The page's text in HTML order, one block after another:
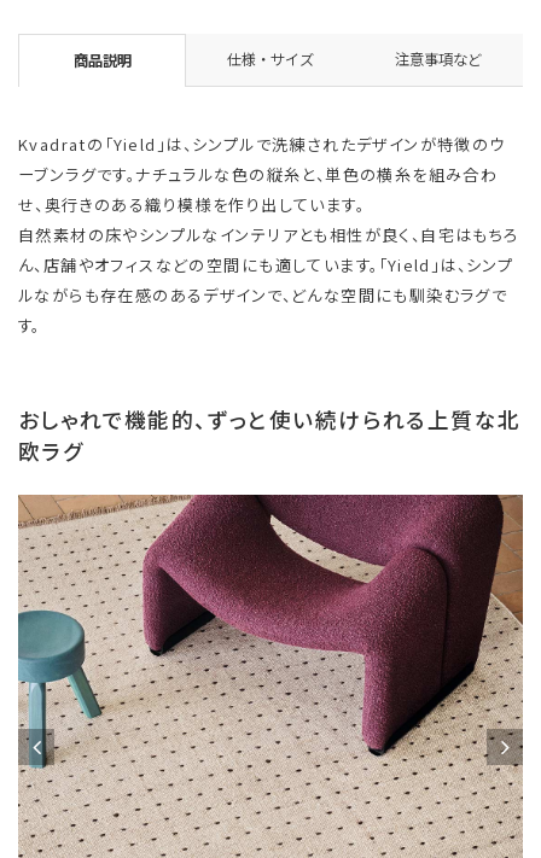
商品説明 仕様・サイズ 注意事項など
Kvadratの「Yield」は、シンプルで洗練されたデザインが特徴のウ
ーブンラグです。ナチュラルな色の縦糸と、単色の横糸を組み合わ
せ、奥行きのある織り模様を作り出しています。
自然素材の床やシンプルなインテリアとも相性が良く、自宅はもちろ
ん、店舗やオフィスなどの空間にも適しています。「Yield」は、シンプ
ルながらも存在感のあるデザインで、どんな空間にも馴染むラグで
す。
おしゃれで機能的、ずっと使い続けられる上質な北
欧ラグ